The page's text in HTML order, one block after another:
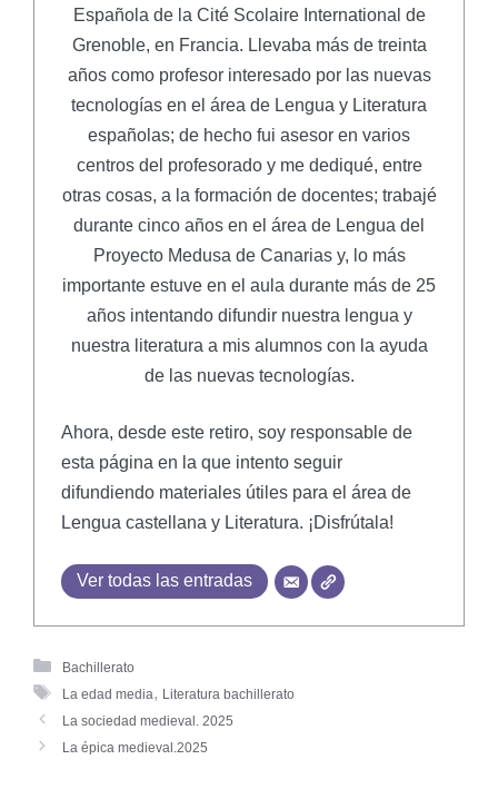
Española de la Cité Scolaire International de
Grenoble, en Francia. Llevaba más de treinta
años como profesor interesado por las nuevas
tecnologías en el área de Lengua y Literatura
españolas; de hecho fui asesor en varios
centros del profesorado y me dediqué, entre
otras cosas, a la formación de docentes; trabajé
durante cinco años en el área de Lengua del
Proyecto Medusa de Canarias y, lo más
importante estuve en el aula durante más de 25
años intentando difundir nuestra lengua y
nuestra literatura a mis alumnos con la ayuda
de las nuevas tecnologías.
Ahora, desde este retiro, soy responsable de
esta página en la que intento seguir
difundiendo materiales útiles para el área de
Lengua castellana y Literatura. ¡Disfrútala!
Ver todas las entradas
Bachillerato
La edad media, Literatura bachillerato
La sociedad medieval. 2025
La épica medieval.2025